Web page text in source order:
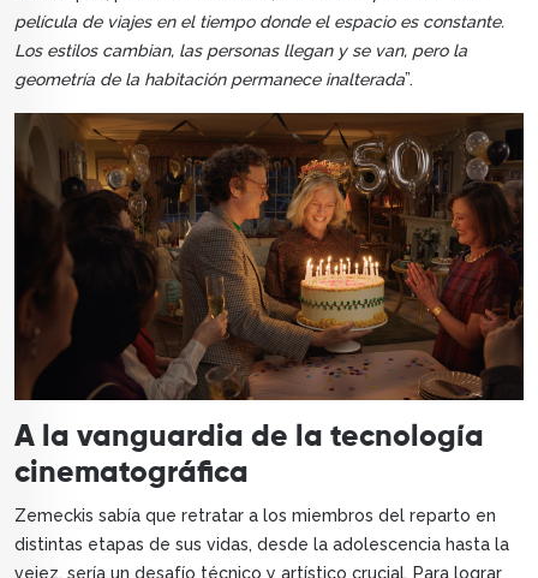
película de viajes en el tiempo donde el espacio es constante.
Los estilos cambian, las personas llegan y se van, pero la
geometría de la habitación permanece inalterada”.
A la vanguardia de la tecnología
cinematográfica
Zemeckis sabía que retratar a los miembros del reparto en
distintas etapas de sus vidas, desde la adolescencia hasta la
vejez, sería un desafío técnico y artístico crucial. Para lograr